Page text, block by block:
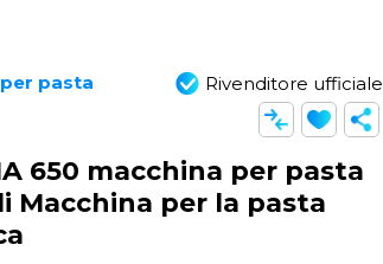
pasta
Rivenditore ufficiale
650 macchina per pasta
Macchina per la pasta